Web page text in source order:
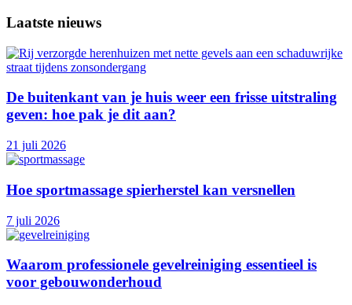
Laatste nieuws
De buitenkant van je huis weer een frisse uitstraling
geven: hoe pak je dit aan?
21 juli 2026
Hoe sportmassage spierherstel kan versnellen
7 juli 2026
Waarom professionele gevelreiniging essentieel is
voor gebouwonderhoud